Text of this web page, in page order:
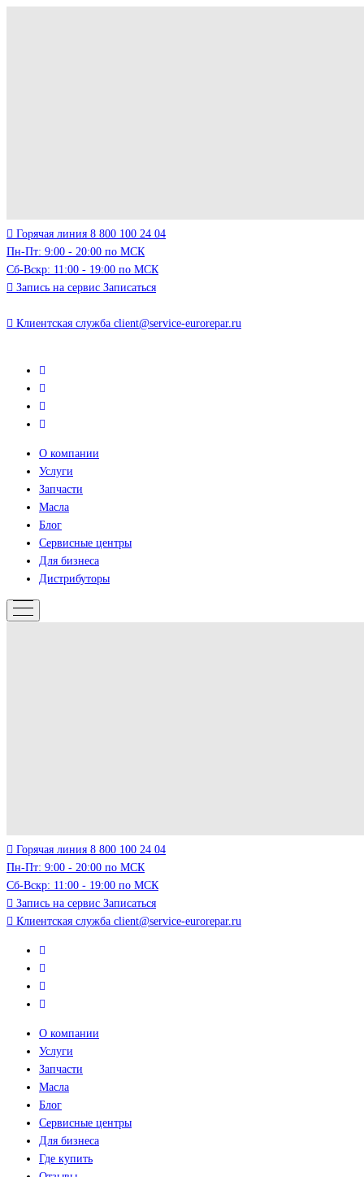
Горячая линия 8 800 100 24 04
Пн-Пт: 9:00 - 20:00 по МСК
Сб-Вскр: 11:00 - 19:00 по МСК
Запись на сервис Записаться
Клиентская служба client@service-eurorepar.ru
О компании
Услуги
Запчасти
Масла
Блог
Сервисные центры
Для бизнеса
Дистрибуторы
Горячая линия 8 800 100 24 04
Пн-Пт: 9:00 - 20:00 по МСК
Сб-Вскр: 11:00 - 19:00 по МСК
Запись на сервис Записаться
Клиентская служба client@service-eurorepar.ru
О компании
Услуги
Запчасти
Масла
Блог
Сервисные центры
Для бизнеса
Где купить